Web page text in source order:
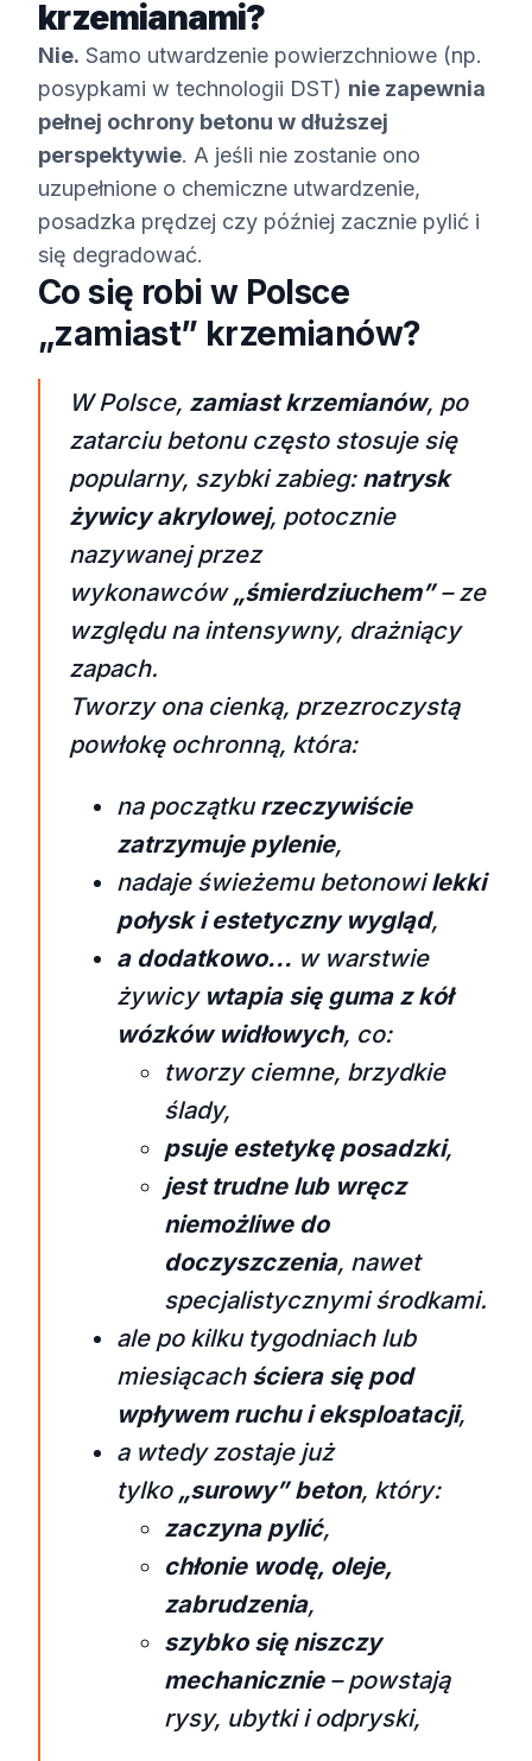
krzemianami?
Nie. Samo utwardzenie powierzchniowe (np.
posypkami w technologii DST) nie zapewnia
pełnej ochrony betonu w dłuższej
perspektywie. A jeśli nie zostanie ono
uzupełnione o chemiczne utwardzenie,
posadzka prędzej czy później zacznie pylić i
się degradować.
Co się robi w Polsce
„zamiast” krzemianów?
W Polsce, zamiast krzemianów, po
zatarciu betonu często stosuje się
popularny, szybki zabieg: natrysk
żywicy akrylowej, potocznie
nazywanej przez
wykonawców„śmierdziuchem”– ze
względu na intensywny, drażniący
zapach.
Tworzy ona cienką, przezroczystą
powłokę ochronną, która:
na początkurzeczywiście
zatrzymuje pylenie,
nadaje świeżemu betonowilekki
połysk i estetyczny wygląd,
a dodatkowo... w warstwie
żywicy wtapia się guma z kół
wózków widłowych, co:
tworzy ciemne, brzydkie
ślady,
psuje estetykę posadzki,
jest trudne lub wręcz
niemożliwe do
doczyszczenia, nawet
specjalistycznymi środkami.
ale po kilku tygodniach lub
miesiącach ściera się pod
wpływem ruchu i eksploatacji,
a wtedy zostaje już
tylko „surowy” beton, który:
zaczyna pylić,
chłonie wodę, oleje,
zabrudzenia,
szybko się niszczy
mechanicznie– powstają
rysy, ubytki i odpryski,